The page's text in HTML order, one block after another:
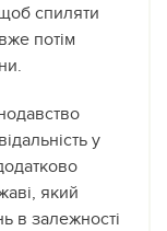
спиляти
потім
у
який
в залежності